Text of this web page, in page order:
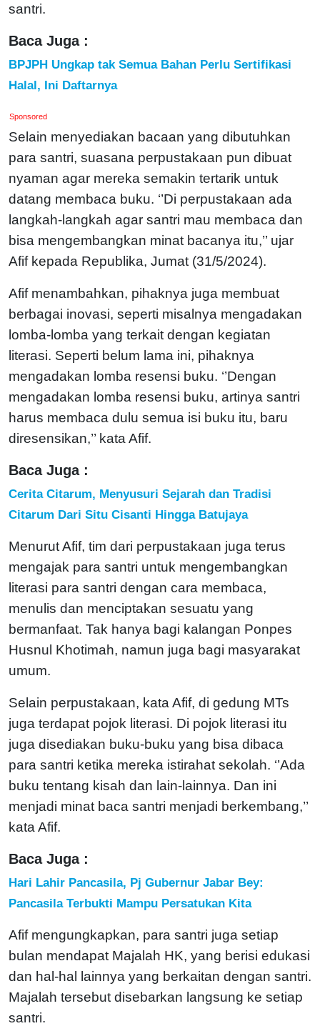
santri.
Baca Juga :
BPJPH Ungkap tak Semua Bahan Perlu Sertifikasi
Halal, Ini Daftarnya
Sponsored
Selain menyediakan bacaan yang dibutuhkan
para santri, suasana perpustakaan pun dibuat
nyaman agar mereka semakin tertarik untuk
datang membaca buku. ‘’Di perpustakaan ada
langkah-langkah agar santri mau membaca dan
bisa mengembangkan minat bacanya itu,’’ ujar
Afif kepada Republika, Jumat (31/5/2024).
Afif menambahkan, pihaknya juga membuat
berbagai inovasi, seperti misalnya mengadakan
lomba-lomba yang terkait dengan kegiatan
literasi. Seperti belum lama ini, pihaknya
mengadakan lomba resensi buku. ‘’Dengan
mengadakan lomba resensi buku, artinya santri
harus membaca dulu semua isi buku itu, baru
diresensikan,’’ kata Afif.
Baca Juga :
Cerita Citarum, Menyusuri Sejarah dan Tradisi
Citarum Dari Situ Cisanti Hingga Batujaya
Menurut Afif, tim dari perpustakaan juga terus
mengajak para santri untuk mengembangkan
literasi para santri dengan cara membaca,
menulis dan menciptakan sesuatu yang
bermanfaat. Tak hanya bagi kalangan Ponpes
Husnul Khotimah, namun juga bagi masyarakat
umum.
Selain perpustakaan, kata Afif, di gedung MTs
juga terdapat pojok literasi. Di pojok literasi itu
juga disediakan buku-buku yang bisa dibaca
para santri ketika mereka istirahat sekolah. ‘’Ada
buku tentang kisah dan lain-lainnya. Dan ini
menjadi minat baca santri menjadi berkembang,’’
kata Afif.
Baca Juga :
Hari Lahir Pancasila, Pj Gubernur Jabar Bey:
Pancasila Terbukti Mampu Persatukan Kita
Afif mengungkapkan, para santri juga setiap
bulan mendapat Majalah HK, yang berisi edukasi
dan hal-hal lainnya yang berkaitan dengan santri.
Majalah tersebut disebarkan langsung ke setiap
santri.